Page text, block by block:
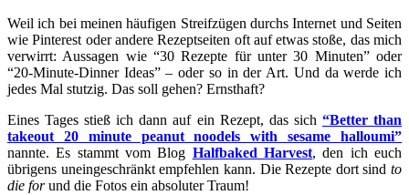
Weil ich bei meinen häufigen Streifzügen durchs Internet und Seiten
wie Pinterest oder andere Rezeptseiten oft auf etwas stoße, das mich
verwirrt: Aussagen wie “30 Rezepte für unter 30 Minuten” oder
“20-Minute-Dinner Ideas” – oder so in der Art. Und da werde ich
jedes Mal stutzig. Das soll gehen? Ernsthaft?
Eines Tages stieß ich dann auf ein Rezept, das sich “Better than
takeout 20 minute peanut noodels with sesame halloumi”
nannte. Es stammt vom Blog Halfbaked Harvest, den ich euch
übrigens uneingeschränkt empfehlen kann. Die Rezepte dort sind to
die forund die Fotos ein absoluter Traum!